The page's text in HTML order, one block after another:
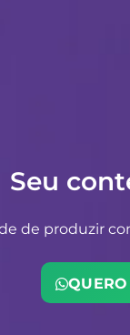
Seu
de produzir